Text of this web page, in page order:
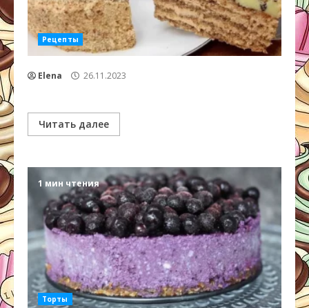
Рецепты
Elena 26.11.2023
Читать далее
1 мин чтения
Торты